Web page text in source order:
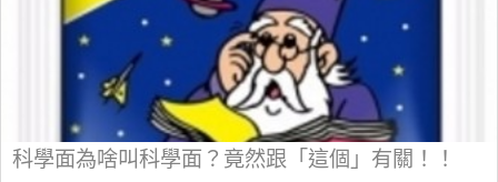
科學面為啥叫科學面？竟然跟「這個」有關！！